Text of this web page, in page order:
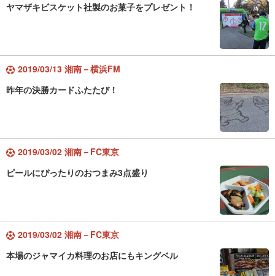
ヤマザキビスケット社製のお菓子をプレゼント！
2019/03/13 湘南－横浜FM
昨年の決勝カードふたたび！
2019/03/02 湘南－FC東京
ピールにぴったりのおつまみ3点盛り
2019/03/02 湘南－FC東京
本場のジャマイカ料理のお店にもキングベル